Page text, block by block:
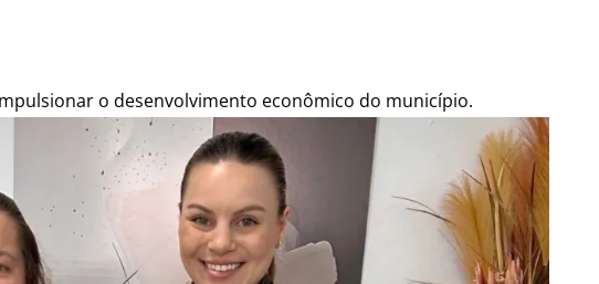
o desenvolvimento econômico do município.